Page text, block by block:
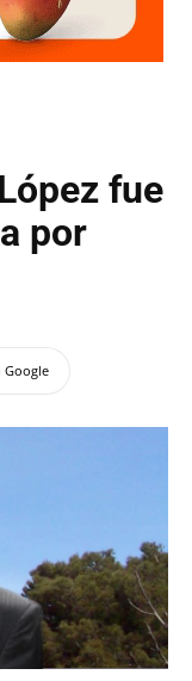
fue
por
Google